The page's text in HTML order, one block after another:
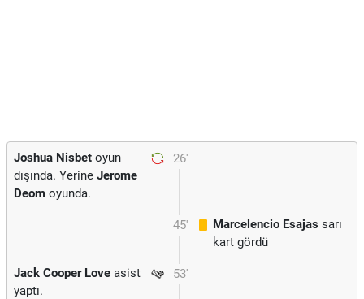
26'
Joshua Nisbet oyun
dışında. Yerine Jerome
Deom oyunda.
45' Marcelencio Esajas sarı
kart gördü
53'
Jack Cooper Love asist
yaptı.